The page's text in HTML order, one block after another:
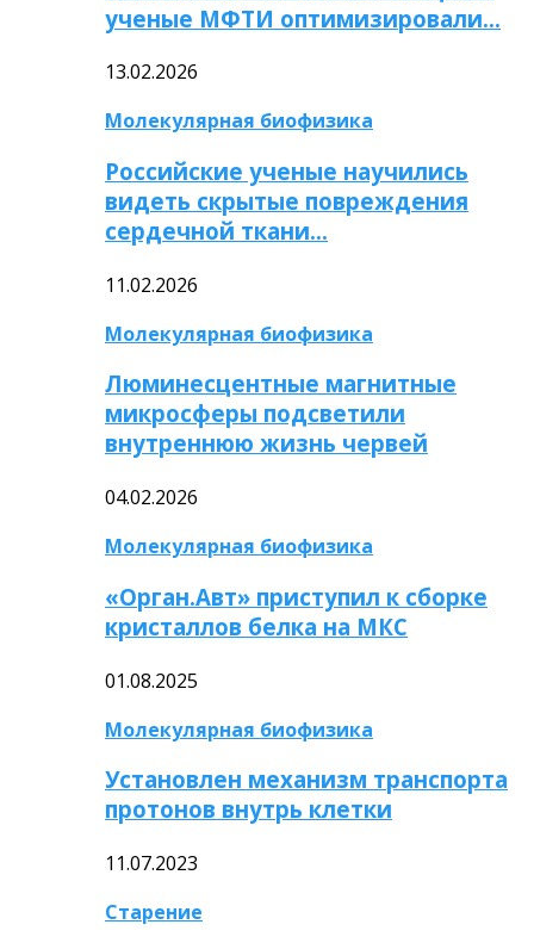
ученые МФТИ оптимизировали…
13.02.2026
Молекулярная биофизика
Российские ученые научились
видеть скрытые повреждения
сердечной ткани…
11.02.2026
Молекулярная биофизика
Люминесцентные магнитные
микросферы подсветили
внутреннюю жизнь червей
04.02.2026
Молекулярная биофизика
«Орган.Авт» приступил к сборке
кристаллов белка на МКС
01.08.2025
Молекулярная биофизика
Установлен механизм транспорта
протонов внутрь клетки
11.07.2023
Старение